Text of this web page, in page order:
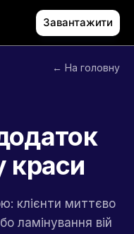
Завантажити
← На головну
краси
клієнти миттєво
ламінування вій